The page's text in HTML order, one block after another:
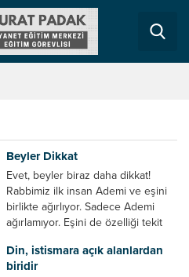
Beyler Dikkat
Evet, beyler biraz daha dikkat!
Rabbimiz ilk insan Ademi ve eşini
birlikte ağırlıyor. Sadece Ademi
ağırlamıyor. Eşini de özelliği tekit
Beraber oturun, Beraber yiyin
diyor. Kazmapolitik erkeklere bir
Din, istismara açık alanlardan
biridir